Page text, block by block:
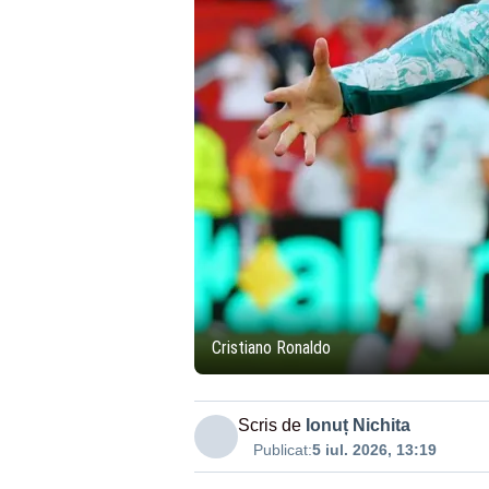
Cristiano Ronaldo
Scris de Ionuț Nichita
Publicat:5 iul. 2026, 13:19